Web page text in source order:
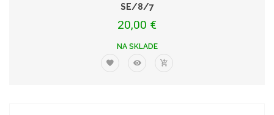
SE/8/7
20,00 €
NA SKLADE